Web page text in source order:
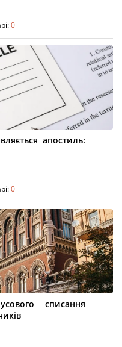
0
апостиль:
0
списання